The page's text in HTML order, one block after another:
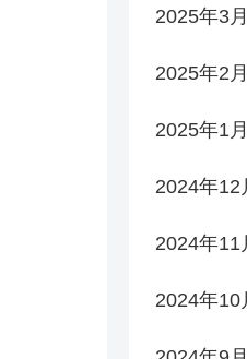
2025年3月
2025年2月
2025年1月
2024年12
2024年11
2024年10